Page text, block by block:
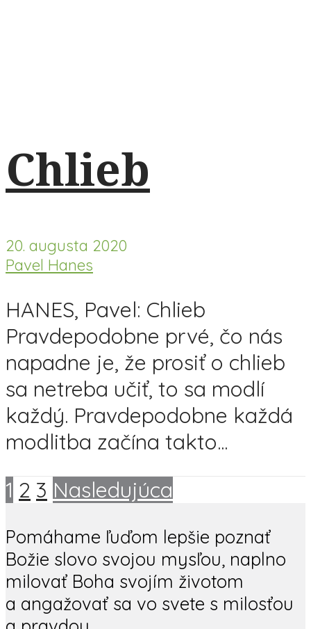
Chlieb
20. augusta 2020
Pavel Hanes
HANES, Pavel: Chlieb
Pravdepodobne prvé, čo nás
napadne je, že prosiť o chlieb
sa netreba učiť, to sa modlí
každý. Pravdepodobne každá
modlitba začína takto...
1 2 3 Nasledujúca
Pomáhame ľuďom lepšie poznať
Božie slovo svojou mysľou, naplno
milovať Boha svojím životom
a angažovať sa vo svete s milosťou